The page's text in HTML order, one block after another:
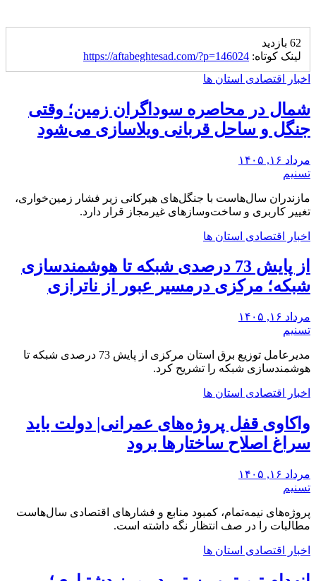
62 بازدید
لینک کوتاه: https://aftabeghtesad.com/?p=146024
اخبار اقتصادی استان ها
شمال در محاصره سوداگران زمین؛ وقتی
جنگل و ساحل قربانی ویلاسازی می‌شود
مرداد ۱۶, ۱۴۰۵
تسنیم
مازندران سال‌هاست با جنگل‌های هیرکانی زیر فشار زمین‌خواری،
تغییر کاربری و ساخت‌وسازهای غیرمجاز قرار دارد.
اخبار اقتصادی استان ها
از پایش 73 درصدی شبکه تا هوشمندسازی
شبکه؛ مرکزی درمسیر عبور از ناترازی
مرداد ۱۶, ۱۴۰۵
تسنیم
مدیرعامل توزیع برق استان مرکزی از پایش 73 درصدی شبکه تا
هوشمندسازی شبکه را تشریح کرد.
اخبار اقتصادی استان ها
واکاوی قفل پروژه‌های عمرانی| دولت باید
سراغ اصلاح ساختارها برود
مرداد ۱۶, ۱۴۰۵
تسنیم
‌پروژه‌های نیمه‌تمام، کمبود منابع و فشارهای اقتصادی‌ سال‌هاست
‌مطالبات ‌را در صف انتظار نگه داشته است.
اخبار اقتصادی استان ها